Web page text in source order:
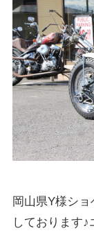
岡山県Y様シ
しております